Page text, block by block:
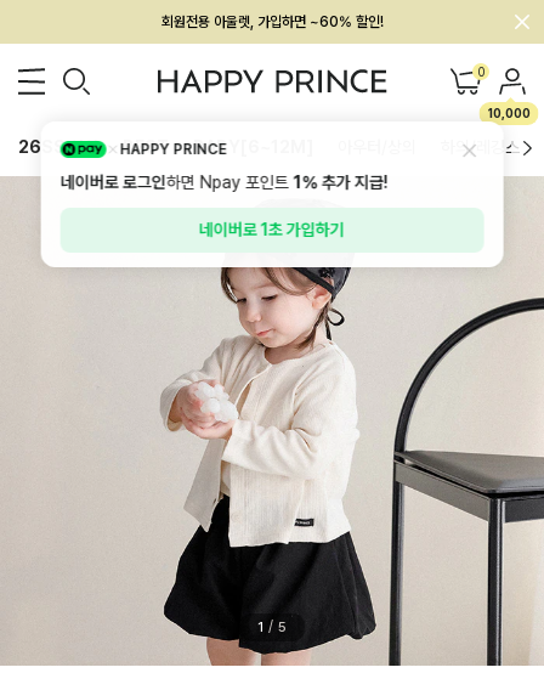
회원전용 아울렛, 가입하면 ~60% 할인!
멤버십 최대 28,000원 혜택 0
10,000
26SS 신상 BEST BABY[6~12M] 하의/레깅스
1 / 5
HAPPY PRINCE
네이버로 로그인하면 Npay 포인트1%추가 지급!
네이버로 1초 가입하기